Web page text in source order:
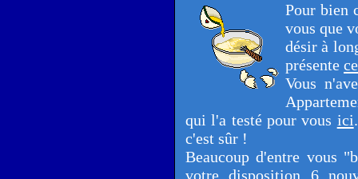
Pour bien
vous que
désir à
présente
Vous
qui l'a testé pour vous ici
c'est sûr !
Beaucoup d'entre vous
votre disposition 6